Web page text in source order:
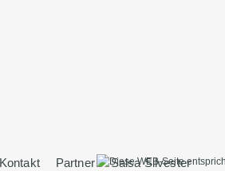
Kontakt Partner Salsa Silvester